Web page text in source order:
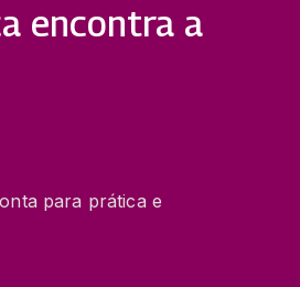
encontra a
para prática e